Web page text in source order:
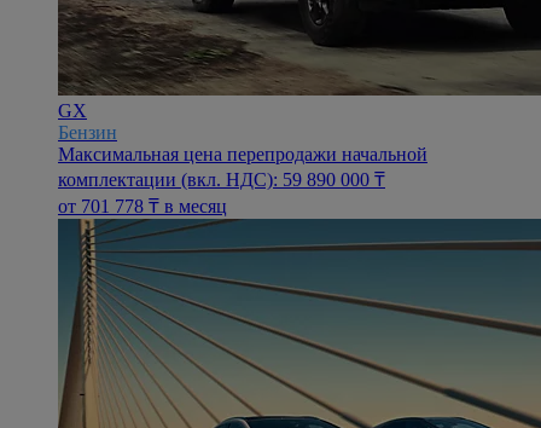
GX
Бензин
Максимальная цена перепродажи начальной
комплектации (вкл. НДС): 59 890 000 ₸
oт 701 778 ₸ в месяц